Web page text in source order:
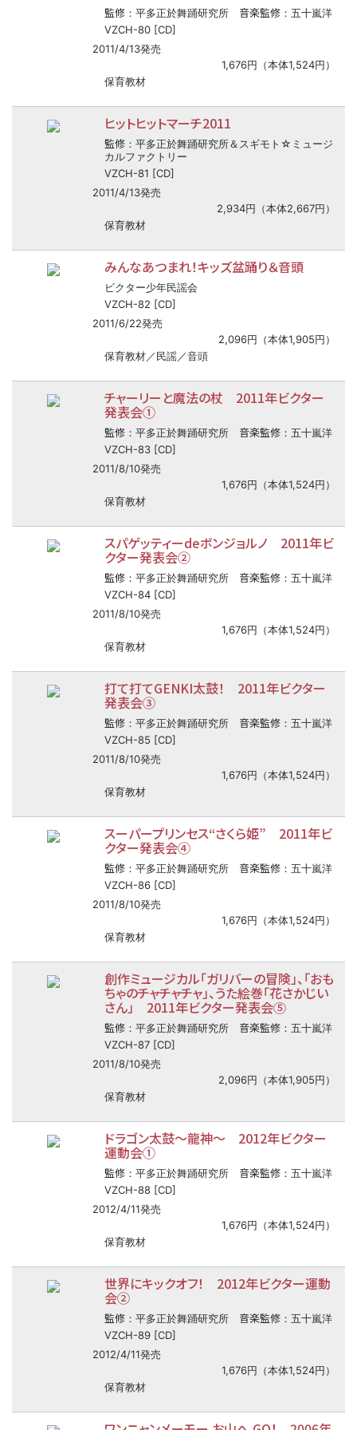
監修 ：平多正於舞踊研究所 音楽監修 ：五十嵐洋
VZCH-80 [CD]
2011/4/13発売
1,676円（本体1,524円）
保育教材
ヒットヒットマーチ2011
監修 ：平多正於舞踊研究所＆スギモト☆ミュージ
カルファクトリー
VZCH-81 [CD]
2011/4/13発売
2,934円（本体2,667円）
保育教材
みんなあつまれ！キッズ盆踊り＆音頭
ビクター少年民謡会
VZCH-82 [CD]
2011/6/22発売
2,096円（本体1,905円）
保育教材／民謡／音頭
チャーリーと魔法の杖 2011年ビクター
発表会①
監修 ：平多正於舞踊研究所 音楽監修 ：五十嵐洋
VZCH-83 [CD]
2011/8/10発売
1,676円（本体1,524円）
保育教材
スパゲッティーdeボンジョルノ 2011年ビ
クター発表会②
監修 ：平多正於舞踊研究所 音楽監修 ：五十嵐洋
VZCH-84 [CD]
2011/8/10発売
1,676円（本体1,524円）
保育教材
打て打てGENKI太鼓！ 2011年ビクター
発表会③
監修 ：平多正於舞踊研究所 音楽監修 ：五十嵐洋
VZCH-85 [CD]
2011/8/10発売
1,676円（本体1,524円）
保育教材
スーパープリンセス“さくら姫” 2011年ビ
クター発表会④
監修 ：平多正於舞踊研究所 音楽監修 ：五十嵐洋
VZCH-86 [CD]
2011/8/10発売
1,676円（本体1,524円）
保育教材
創作ミュージカル「ガリバーの冒険」、「おも
ちゃのチャチャチャ」、うた絵巻「花さかじい
さん」 2011年ビクター発表会⑤
監修 ：平多正於舞踊研究所 音楽監修 ：五十嵐洋
VZCH-87 [CD]
2011/8/10発売
2,096円（本体1,905円）
保育教材
ドラゴン太鼓〜龍神〜 2012年ビクター
運動会①
監修 ：平多正於舞踊研究所 音楽監修 ：五十嵐洋
VZCH-88 [CD]
2012/4/11発売
1,676円（本体1,524円）
保育教材
世界にキックオフ！ 2012年ビクター運動
会②
監修 ：平多正於舞踊研究所 音楽監修 ：五十嵐洋
VZCH-89 [CD]
2012/4/11発売
1,676円（本体1,524円）
保育教材